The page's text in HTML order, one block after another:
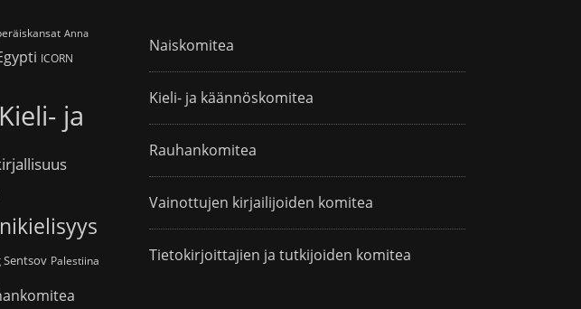
Anna
ICORN
Kieli- ja
Sentsov Palestiina
Naiskomitea
Kieli- ja käännöskomitea
Rauhankomitea
Vainottujen kirjailijoiden komitea
Tietokirjoittajien ja tutkijoiden komitea